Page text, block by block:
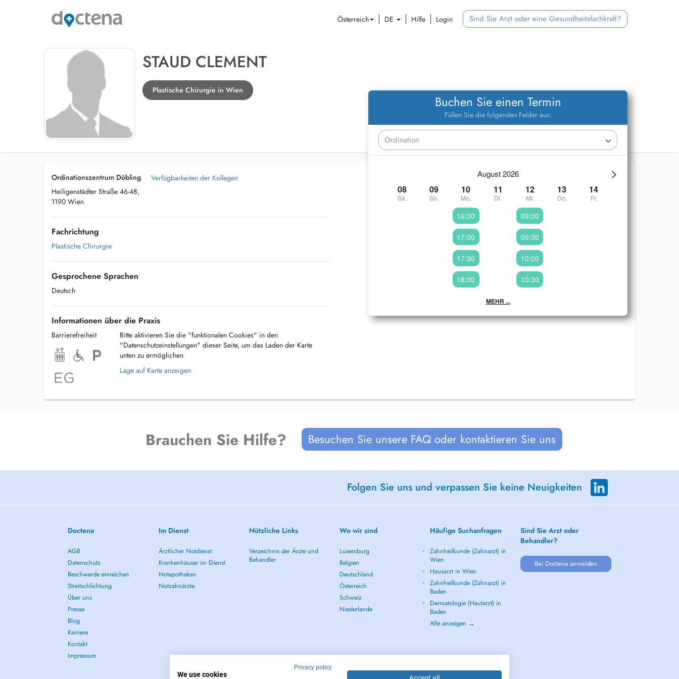
Österreich DE Hilfe Login Sind Sie Arzt oder eine Gesundheitsfachkraft?
STAUD CLEMENT
Plastische Chirurgie in Wien
Buchen Sie einen Termin
Füllen Sie die folgenden Felder aus:
>
August 2026
08
Sa.
09
So.
10
Mo.
11
Di.
12
Mi.
13
Do.
14
Fr.
16:30
17:00
17:30
18:00
09:00
09:30
10:00
10:30
MEHR ...
Ordinationszentrum Döbling
Heiligenstädter Straße 46-48,
1190 Wien
Verfügbarkeiten der Kollegen
Fachrichtung
Plastische Chirurgie
Gesprochene Sprachen
Deutsch
Informationen über die Praxis
Barrierefreiheit
Bitte aktivieren Sie die "funktionalen Cookies" in den
"Datenschutzeinstellungen" dieser Seite, um das Laden der Karte
unten zu ermöglichen
Lage auf Karte anzeigen
Brauchen Sie Hilfe? Besuchen Sie unsere FAQ oder kontaktieren Sie uns
Folgen Sie uns und verpassen Sie keine Neuigkeiten
Doctena
AGB
Datenschutz
Beschwerde einreichen
Streitschlichtung
Über uns
Presse
Blog
Karriere
Kontakt
Impressum
Im Dienst
Ärztlicher Notdienst
Krankenhäuser im Dienst
Notapotheken
Notzahnärzte
Nützliche Links
Verzeichnis der Ärzte und
Behandler
Wo wir sind
Luxemburg
Belgien
Deutschland
Österreich
Schweiz
Niederlande
Häufige Suchanfragen
Zahnheilkunde (Zahnarzt) in
Wien
Hausarzt in Wien
Zahnheilkunde (Zahnarzt) in
Baden
Dermatologie (Hautarzt) in
Baden
Alle anzeigen →
Sind Sie Arzt oder
Behandler?
Bei Doctena anmelden
Privacy policy
We use cookies